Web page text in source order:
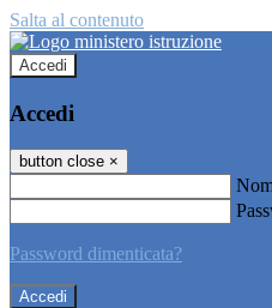
Salta al contenuto
Accedi
Accedi
button close ×
Password dimenticata?